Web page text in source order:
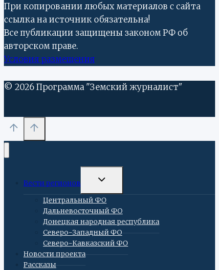
При копировании любых материалов с сайта
ссылка на источник обязательна!
Все публикации защищены законом РФ об
авторском праве.
Условия размещения
© 2026 Программа "Земский журналист"
Вести регионов
ПЕРЕКЛЮЧИТЬ
МЕНЮ
Центральный ФО
Дальневосточный ФО
Донецкая народная республика
Северо-Западный ФО
Северо-Кавказский ФО
Новости проекта
Рассказы